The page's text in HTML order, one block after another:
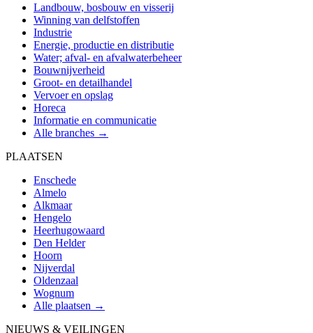
Landbouw, bosbouw en visserij
Winning van delfstoffen
Industrie
Energie, productie en distributie
Water; afval- en afvalwaterbeheer
Bouwnijverheid
Groot- en detailhandel
Vervoer en opslag
Horeca
Informatie en communicatie
Alle branches →
PLAATSEN
Enschede
Almelo
Alkmaar
Hengelo
Heerhugowaard
Den Helder
Hoorn
Nijverdal
Oldenzaal
Wognum
Alle plaatsen →
NIEUWS & VEILINGEN